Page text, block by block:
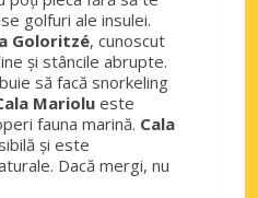
golfuri ale insulei.
Goloritzé, cunoscut
și stâncile abrupte.
să facă snorkeling
Mariolu este
fauna marină. Cala
și este
Dacă mergi, nu